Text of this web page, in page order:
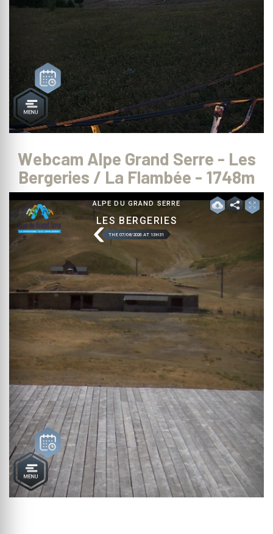
Webcam Alpe Grand Serre - Les
Bergeries / La Flambée - 1748m